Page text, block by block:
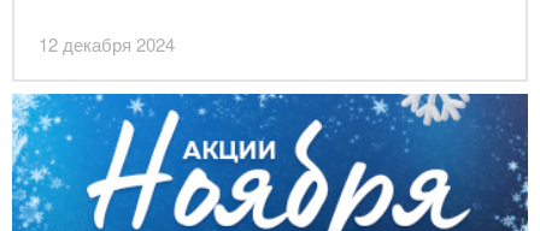
12 декабря 2024